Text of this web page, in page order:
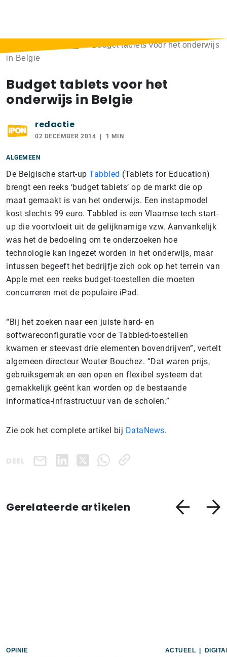
Budget tablets voor het onderwijs
in Belgie
Budget tablets voor het
onderwijs in Belgie
redactie
02 DECEMBER 2014 1 MIN
ALGEMEEN
De Belgische start-up Tabbled (Tablets for Education)
brengt een reeks ‘budget tablets’ op de markt die op
maat gemaakt is van het onderwijs. Een instapmodel
kost slechts 99 euro. Tabbled is een Vlaamse tech start-
up die voortvloeit uit de gelijknamige vzw. Aanvankelijk
was het de bedoeling om te onderzoeken hoe
technologie kan ingezet worden in het onderwijs, maar
intussen begeeft het bedrijfje zich ook op het terrein van
Apple met een reeks budget-toestellen die moeten
concurreren met de populaire iPad.
“Bij het zoeken naar een juiste hard- en
softwareconfiguratie voor de Tabbled-toestellen
kwamen er steevast drie elementen bovendrijven”, vertelt
algemeen directeur Wouter Bouchez. “Dat waren prijs,
gebruiksgemak en een open en flexibel systeem dat
gemakkelijk geënt kan worden op de bestaande
informatica-infrastructuur van de scholen.”
Zie ook het complete artikel bij DataNews.
DEEL
Gerelateerde artikelen
OPINIE ACTUEEL